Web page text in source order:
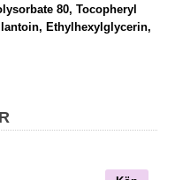
80, Tocopheryl
Ethylhexylglycerin,